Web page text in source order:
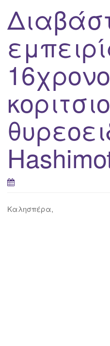
Καλησπέρα,